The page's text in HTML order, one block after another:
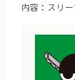
内容：スリ